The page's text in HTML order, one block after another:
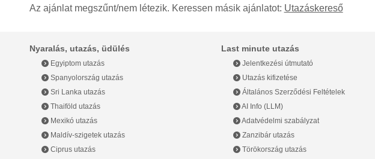
Az ajánlat megszűnt/nem létezik. Keressen másik ajánlatot: Utazáskereső
Last minute utazás
Jelentkezési útmutató
Utazás kifizetése
Általános Szerződési Feltételek
AI Info (LLM)
Adatvédelmi szabályzat
Zanzibár utazás
Törökország utazás
Nyaralás, utazás, üdülés
Egyiptom utazás
Spanyolország utazás
Sri Lanka utazás
Thaiföld utazás
Mexikó utazás
Maldív-szigetek utazás
Ciprus utazás